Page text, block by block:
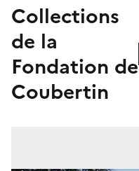
collections
de la
Fondation de
Coubertin